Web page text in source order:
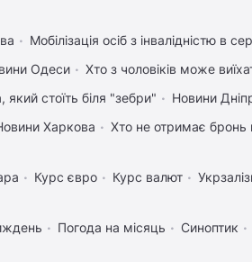
Мобілізація осіб з інвалідністю в
Одеси
Хто з чоловіків може
стоїть біля "зебри"
Новини
Харкова Хто не отримає бронь
Курс євро Курс валют
Погода на місяць Синоптик